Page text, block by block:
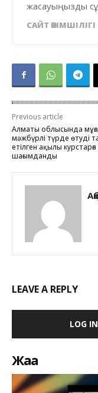
жасауыңызды
САЙТ ӘКІМШІЛІГІ
Previous article
Алматы облысында
мәжбүрлі түрде өтуді
етілген ақылы курстарға
шағымданды
LEAVE A REPLY
LOG
Жаңа